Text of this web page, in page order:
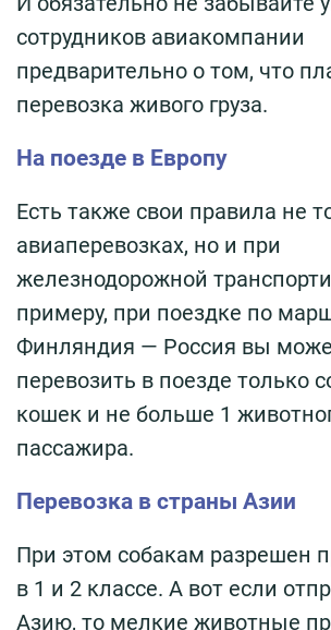
сотрудников авиакомпании
предварительно о том, что
перевозка живого груза.
На поезде в Европу
Есть также свои правила не
авиаперевозках, но и при
железнодорожной
примеру, при поездке по
Финляндия — Россия вы
перевозить в поезде только
кошек и не больше 1
пассажира.
Перевозка в страны Азии
При этом собакам разрешен
в 1 и 2 классе. А вот если
Азию, то мелкие животные